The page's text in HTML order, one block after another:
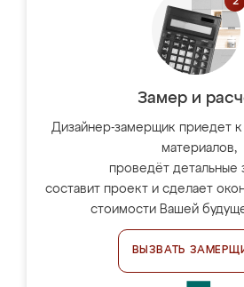
Замер и
Дизайнер-замерщик приедет к
материалов,
проведёт детальные
составит проект и сделает
стоимости Вашей
ВЫЗВАТЬ